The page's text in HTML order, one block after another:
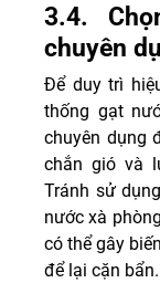
3.4.
chuyên
Để duy trì
thống gạt
chuyên dụng
chắn gió và
Tránh sử
nước xà
có thể gây
để lại cặn bẩn.